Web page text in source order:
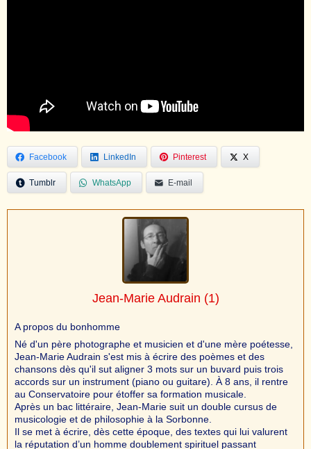
Facebook LinkedIn Pinterest X
Tumblr WhatsApp E-mail
Jean-Marie Audrain (1)
A propos du bonhomme
Né d'un père photographe et musicien et d'une mère poétesse,
Jean-Marie Audrain s'est mis à écrire des poèmes et des
chansons dès qu'il sut aligner 3 mots sur un buvard puis trois
accords sur un instrument (piano ou guitare). À 8 ans, il rentre
au Conservatoire pour étoffer sa formation musicale.
Après un bac littéraire, Jean-Marie suit un double cursus de
musicologie et de philosophie à la Sorbonne.
Il se met à écrire, dès cette époque, des textes qui lui valurent
la réputation d’un homme doublement spirituel passant